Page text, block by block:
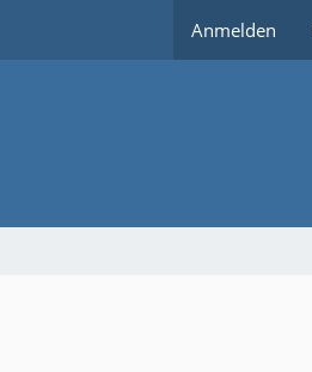
Anmelden